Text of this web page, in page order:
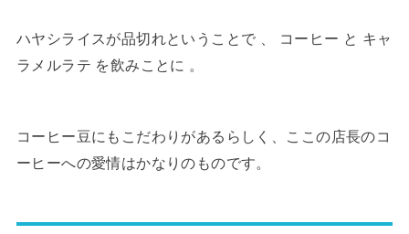
ハヤシライスが品切れということで 、 コーヒー と キャ
ラメルラテ を飲みことに 。
コーヒー豆にもこだわりがあるらしく、ここの店長のコ
ーヒーへの愛情はかなりのものです。